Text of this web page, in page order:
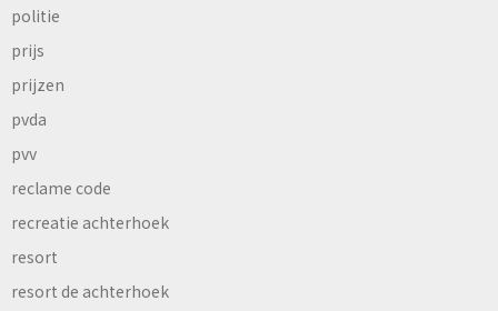
politie
prijs
prijzen
pvda
pvv
reclame code
recreatie achterhoek
resort
resort de achterhoek